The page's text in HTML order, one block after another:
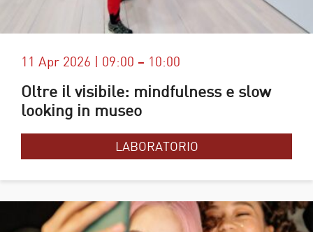
11 Apr 2026 | 09:00 – 10:00
Oltre il visibile: mindfulness e slow
looking in museo
LABORATORIO